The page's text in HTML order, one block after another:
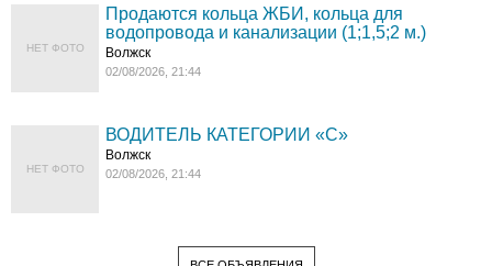
НЕТ ФОТО
Продаются кольца ЖБИ, кольца для
водопровода и канализации (1;1,5;2 м.)
Волжск
02/08/2026, 21:44
НЕТ ФОТО
ВОДИТЕЛЬ КАТЕГОРИИ «C»
Волжск
02/08/2026, 21:44